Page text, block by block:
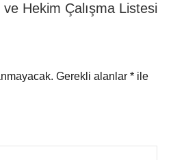
ve Hekim Çalışma Listesi
Gerekli alanlar * ile